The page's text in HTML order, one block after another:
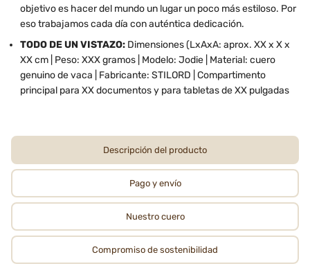
objetivo es hacer del mundo un lugar un poco más estiloso. Por
eso trabajamos cada día con auténtica dedicación.
TODO DE UN VISTAZO: Dimensiones (LxAxA: aprox. XX x X x
XX cm | Peso: XXX gramos | Modelo: Jodie | Material: cuero
genuino de vaca | Fabricante: STILORD | Compartimento
principal para XX documentos y para tabletas de XX pulgadas
Descripción del producto
Pago y envío
Nuestro cuero
Compromiso de sostenibilidad